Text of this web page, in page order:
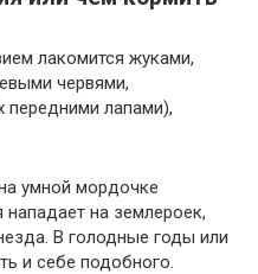
лакомится жуками,
червями,
передними лапами),
умной мордочке
нападает на землероек,
В голодные годы или
и себе подобного.